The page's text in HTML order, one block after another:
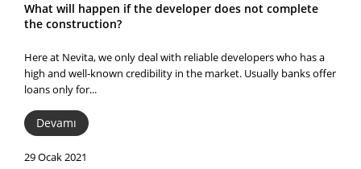
What will happen if the developer does not complete
the construction?
Here at Nevita, we only deal with reliable developers who has a
high and well-known credibility in the market. Usually banks offer
loans only for...
Devamı
29 Ocak 2021